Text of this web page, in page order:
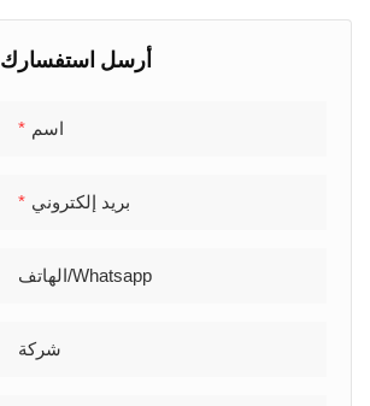
مقرنة سريعة الهوائية
أرسل استفسارك
اسم
بريد إلكتروني
الهاتف/whatsapp
شركة